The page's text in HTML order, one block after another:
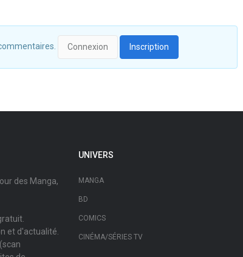
Connexion Inscription
des Manga,
et d'actualité.
UNIVERS
MANGA
BD
COMICS
CINÉMA/SÉRIES TV